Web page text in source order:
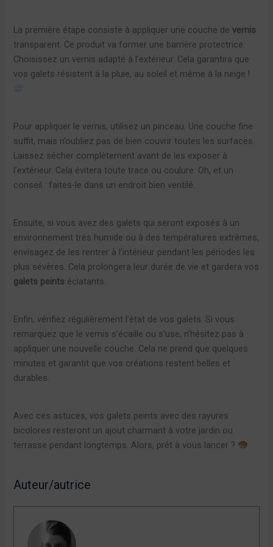
La première étape consiste à appliquer une couche de vernis
transparent. Ce produit va former une barrière protectrice.
Choisissez un vernis adapté à l’extérieur. Cela garantira que
vos galets résistent à la pluie, au soleil et même à la neige !
Pour appliquer le vernis, utilisez un pinceau. Une couche fine
suffit, mais n’oubliez pas de bien couvrir toutes les surfaces.
Laissez sécher complètement avant de les exposer à
l’extérieur. Cela évitera toute trace ou coulure. Oh, et un
conseil : faites-le dans un endroit bien ventilé.
Ensuite, si vous avez des galets qui seront exposés à un
environnement très humide ou à des températures extrêmes,
envisagez de les rentrer à l’intérieur pendant les périodes les
plus sévères. Cela prolongera leur durée de vie et gardera vos
galets peints éclatants.
Enfin, vérifiez régulièrement l’état de vos galets. Si vous
remarquez que le vernis s’écaille ou s’use, n’hésitez pas à
appliquer une nouvelle couche. Cela ne prend que quelques
minutes et garantit que vos créations restent belles et
durables.
Avec ces astuces, vos galets peints avec des rayures
bicolores resteront un ajout charmant à votre jardin ou
terrasse pendant longtemps. Alors, prêt à vous lancer ?
Auteur/autrice